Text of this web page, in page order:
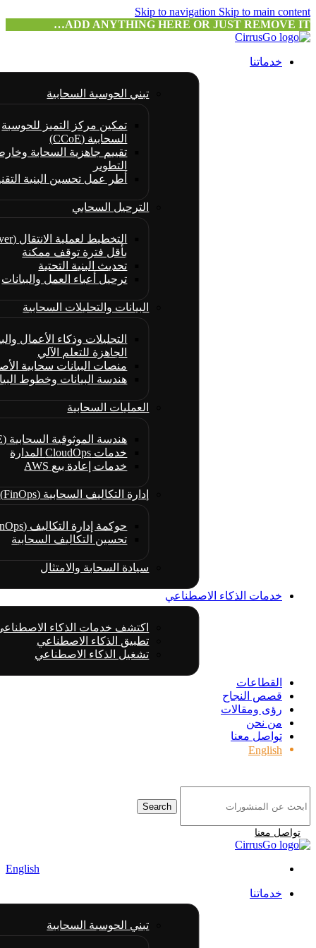
Skip to navigation Skip to main content
ADD ANYTHING HERE OR JUST REMOVE IT…
خدماتنا
تبني الحوسبة السحابية
تمكين مركز التميز للحوسبة
السحابية (CCoE)
تقييم جاهزية السحابة
التطوير
أطر عمل تحسين البنية
الترحيل السحابي
بأقل فترة توقف ممكنة
تحديث البنية التحتية
ترحيل أعباء العمل والبيانات
البيانات والتحليلات السحابية
التحليلات وذكاء الأعمال
الجاهزة للتعلم الآلي
منصات البيانات سحابية
هندسة البيانات وخطوط
العمليات السحابية
هندسة الموثوقية السحابية (CRE)
خدمات CloudOps المدارة
خدمات إعادة بيع AWS
إدارة التكاليف السحابية (FinOps)
حوكمة إدارة التكاليف (FinOps)
تحسين التكاليف السحابية
سيادة السحابة والامتثال
خدمات الذكاء الاصطناعي
اكتشف خدمات الذكاء
تطبيق الذكاء الاصطناعي
تشغيل الذكاء الاصطناعي
القطاعات
قصص النجاح
رؤى ومقالات
من نحن
تواصل معنا
English
Search
تواصل معنا
English
خدماتنا
تبني الحوسبة السحابية